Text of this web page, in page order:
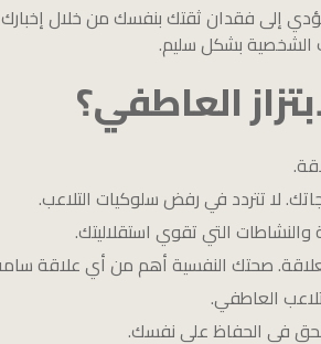
إلى فقدان ثقتك بنفسك من خلال
الشخصية بشكل سليم.
العاطفي؟
لا تتردد في رفض سلوكيات التلاعب.
التي تقوي استقلاليتك.
العلاقة. صحتك النفسية أهم من أي علاقة
العاطفي.
الحق في الحفاظ على نفسك.